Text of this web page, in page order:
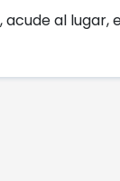
acude al lugar,